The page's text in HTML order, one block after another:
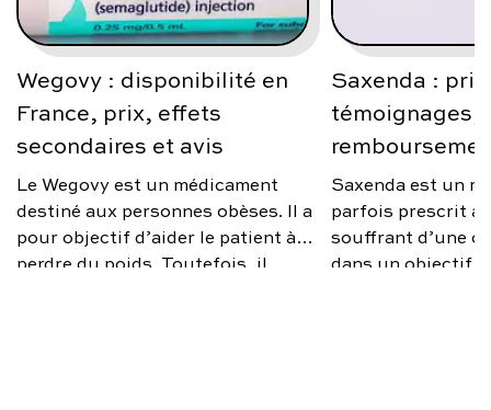
Wegovy : disponibilité en
France, prix, effets
secondaires et avis
Le Wegovy est un médicament
destiné aux personnes obèses. Il a
pour objectif d’aider le patient à
perdre du poids. Toutefois, il
Saxenda :
témoignages,
Saxenda est un
parfois prescrit
souffrant d’une
dans un objectif